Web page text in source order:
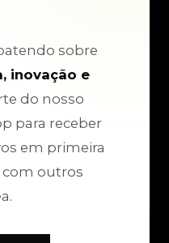
sobre
inovação e
do nosso
para receber
em primeira
com outros